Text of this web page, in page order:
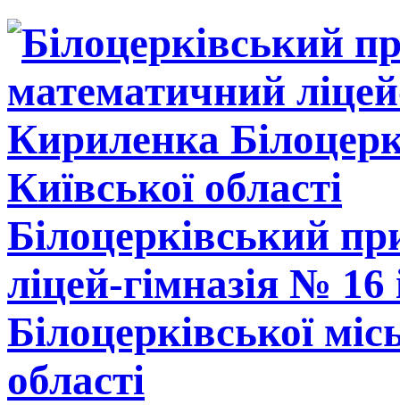
Білоцерківський
ліцей-гімназія №
Білоцерківської
області